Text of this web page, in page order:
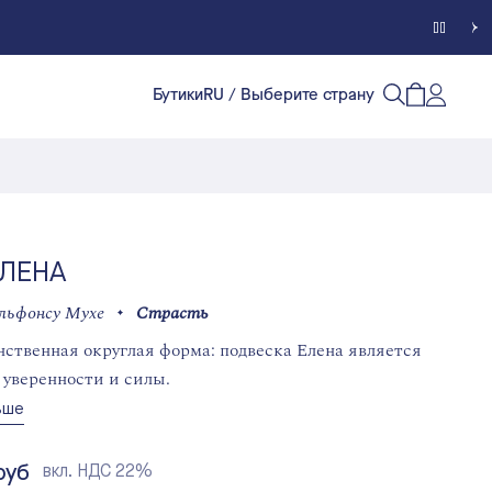
БутикиRU / Выберите страну
Открытый
Счет
Мухе
Страсть
округлая форма: подвеска Елена является
и силы.
вкл. НДС 22%